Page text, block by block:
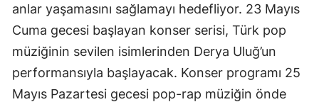
anlar yaşamasını sağlamayı hedefliyor. 23 Mayıs
Cuma gecesi başlayan konser serisi, Türk pop
müziğinin sevilen isimlerinden Derya Uluğ’un
performansıyla başlayacak. Konser programı 25
Mayıs Pazartesi gecesi pop-rap müziğin önde